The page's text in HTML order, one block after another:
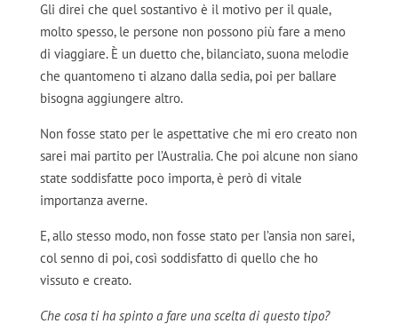
Gli direi che quel sostantivo è il motivo per il quale,
molto spesso, le persone non possono più fare a meno
di viaggiare. È un duetto che, bilanciato, suona melodie
che quantomeno ti alzano dalla sedia, poi per ballare
bisogna aggiungere altro.
Non fosse stato per le aspettative che mi ero creato non
sarei mai partito per l’Australia. Che poi alcune non siano
state soddisfatte poco importa, è però di vitale
importanza averne.
E, allo stesso modo, non fosse stato per l’ansia non sarei,
col senno di poi, così soddisfatto di quello che ho
vissuto e creato.
Che cosa ti ha spinto a fare una scelta di questo tipo?